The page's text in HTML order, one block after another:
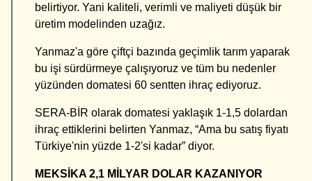
belirtiyor. Yani kaliteli, verimli ve maliyeti düşük bir
üretim modelinden uzağız.
Yanmaz'a göre çiftçi bazında geçimlik tarım yaparak
bu işi sürdürmeye çalışıyoruz ve tüm bu nedenler
yüzünden domatesi 60 sentten ihraç ediyoruz.
SERA-BİR olarak domatesi yaklaşık 1-1,5 dolardan
ihraç ettiklerini belirten Yanmaz, “Ama bu satış fiyatı
Türkiye'nin yüzde 1-2'si kadar” diyor.
MEKSİKA 2,1 MİLYAR DOLAR KAZANIYOR